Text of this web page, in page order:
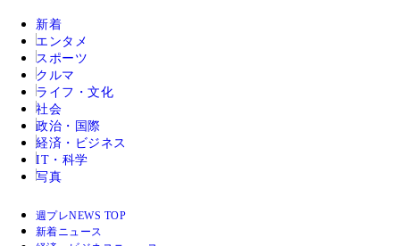
新着
エンタメ
スポーツ
クルマ
ライフ・文化
社会
政治・国際
経済・ビジネス
IT・科学
写真
週プレNEWS TOP
新着ニュース